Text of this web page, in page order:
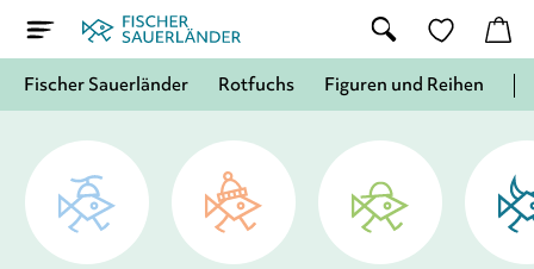
Fischer Sauerländer Rotfuchs Figuren und Reihen